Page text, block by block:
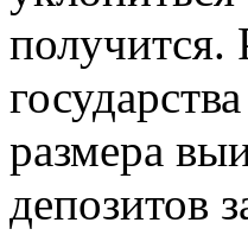
получится.
размера
депозитов